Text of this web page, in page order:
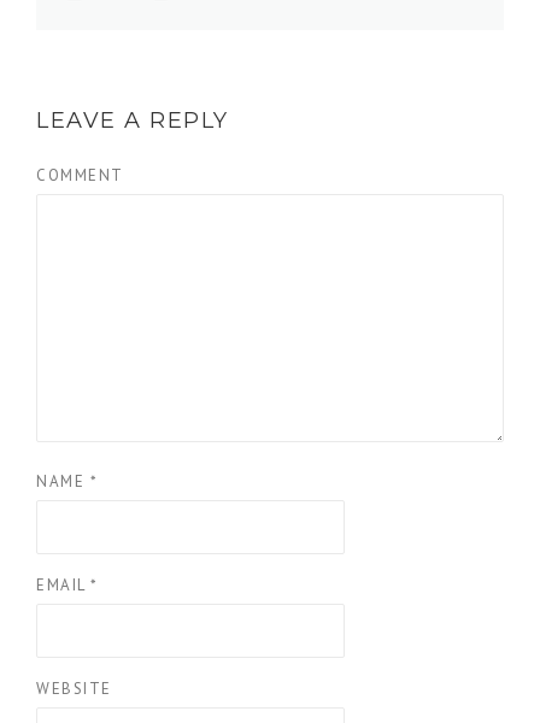
LEAVE A REPLY
COMMENT
NAME *
EMAIL *
WEBSITE